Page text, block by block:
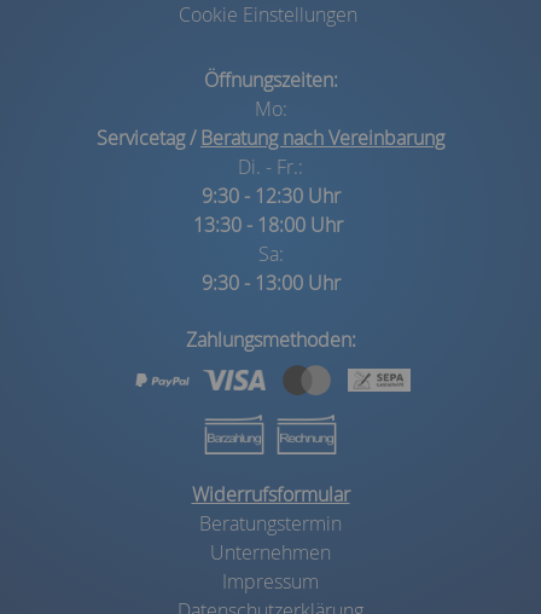
Cookie Einstellungen
Öffnungszeiten:
Mo:
Servicetag /Beratung nach Vereinbarung
Di. - Fr.:
9:30 - 12:30 Uhr
13:30 - 18:00 Uhr
Sa:
9:30 - 13:00 Uhr
Zahlungsmethoden:
Widerrufsformular
Beratungstermin
Unternehmen
Impressum